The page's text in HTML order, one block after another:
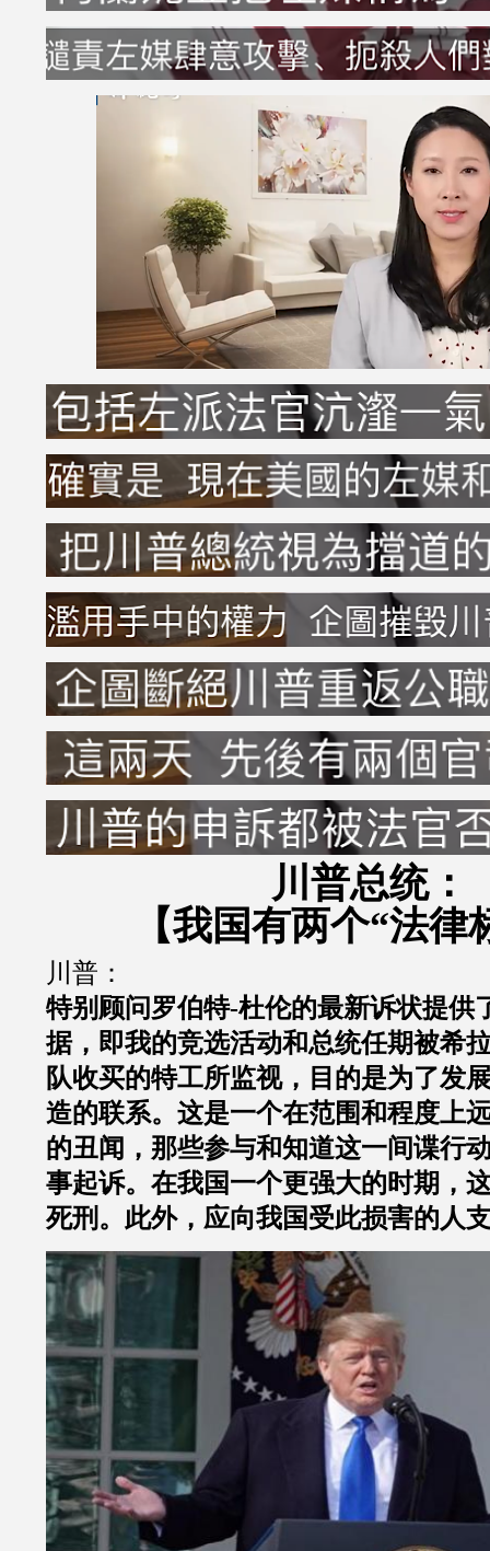
川普总统：
【我国有两个“法律
川普：
特别顾问罗伯特-杜伦的最新诉状提供
据，即我的竞选活动和总统任期被希
队收买的特工所监视，目的是为了发
造的联系。这是一个在范围和程度上
的丑闻，那些参与和知道这一间谍行
事起诉。在我国一个更强大的时期，
死刑。此外，应向我国受此损害的人